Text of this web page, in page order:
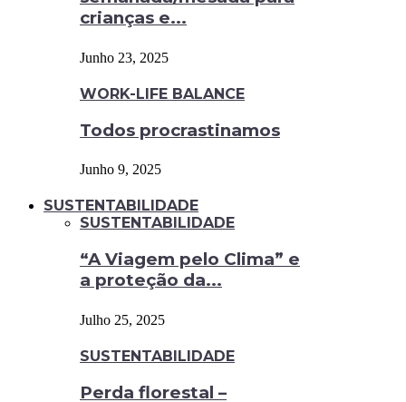
crianças e...
Junho 23, 2025
WORK-LIFE BALANCE
Todos procrastinamos
Junho 9, 2025
SUSTENTABILIDADE
SUSTENTABILIDADE
“A Viagem pelo Clima” e
a proteção da...
Julho 25, 2025
SUSTENTABILIDADE
Perda florestal –